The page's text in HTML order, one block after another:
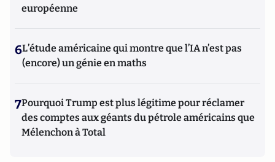
européenne
6L’étude américaine qui montre que l’IA n’est pas
(encore) un génie en maths
7Pourquoi Trump est plus légitime pour réclamer
des comptes aux géants du pétrole américains que
Mélenchon à Total